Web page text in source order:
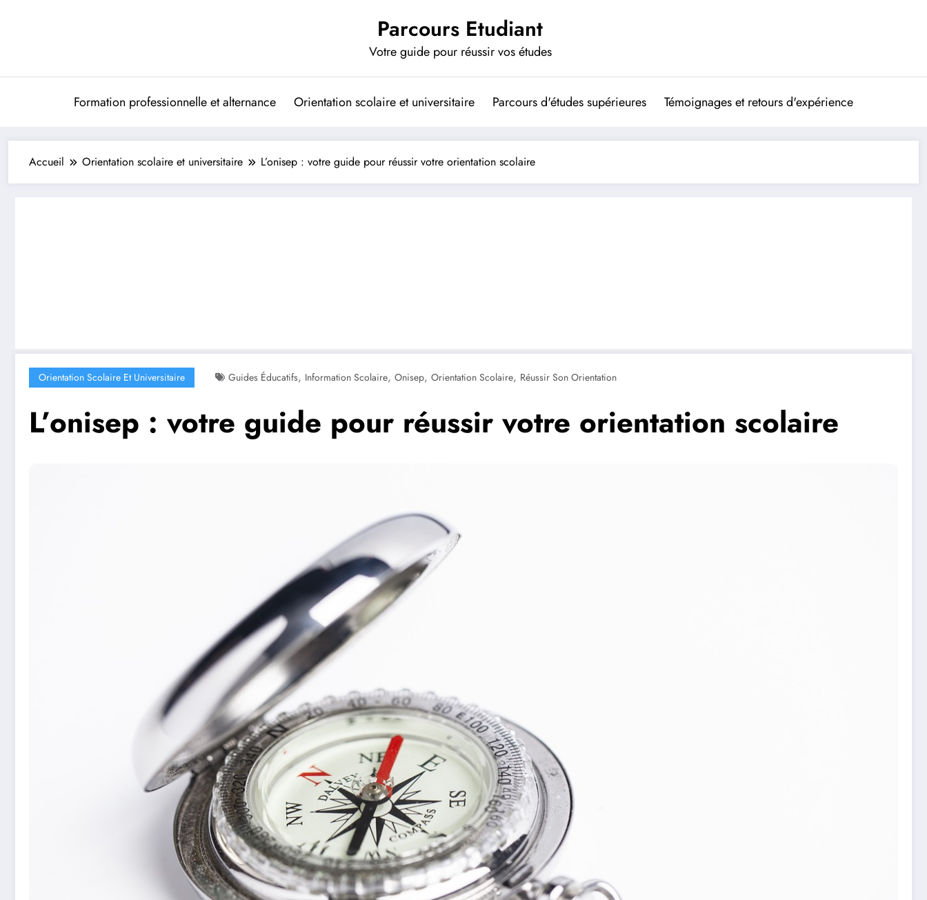
Parcours Etudiant
Votre guide pour réussir vos études
Formation professionnelle et alternance Orientation scolaire et universitaire Parcours d'études supérieures Témoignages et retours d'expérience
Accueil Orientation scolaire et universitaire L’onisep : votre guide pour réussir votre orientation scolaire
Orientation Scolaire Et Universitaire Guides Éducatifs, Information Scolaire, Onisep, Orientation Scolaire, Réussir Son Orientation
L’onisep : votre guide pour réussir votre orientation scolaire